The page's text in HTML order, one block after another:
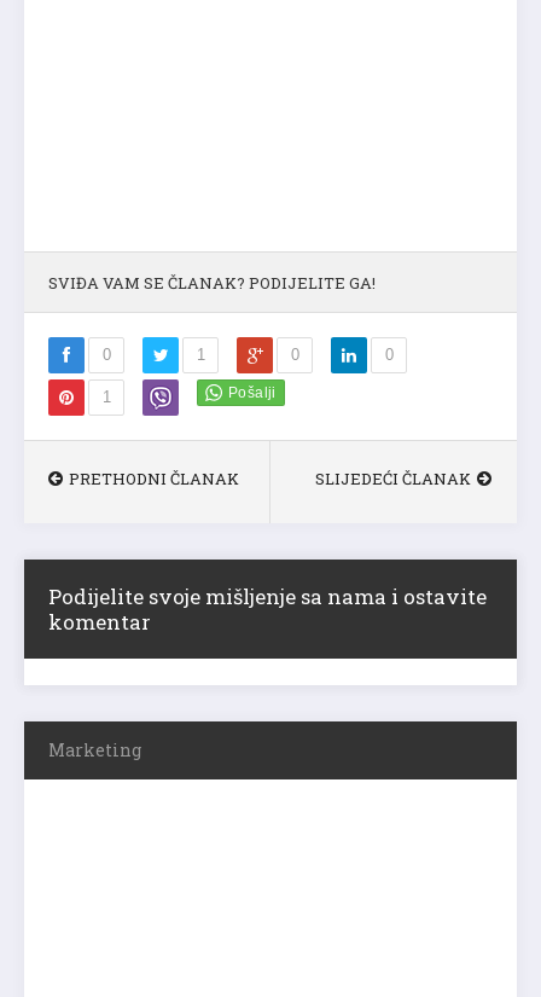
SVIĐA VAM SE ČLANAK? PODIJELITE GA!
0 1 0 0
1
PRETHODNI ČLANAK SLIJEDEĆI ČLANAK
Podijelite svoje mišljenje sa nama i ostavite
komentar
Marketing